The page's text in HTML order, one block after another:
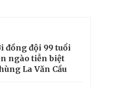
đồng đội 99 tuổi
ngào tiễn biệt
La Văn Cầu